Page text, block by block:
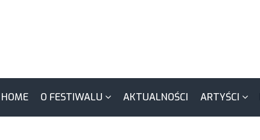
HOME O FESTIWALU AKTUALNOŚCI ARTYŚCI